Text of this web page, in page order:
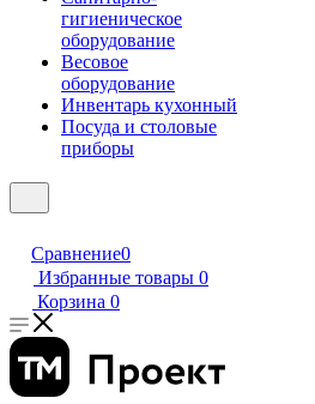
гигиеническое
оборудование
Весовое
оборудование
Инвентарь кухонный
Посуда и столовые
приборы
Сравнение0
Избранные товары 0
Корзина 0